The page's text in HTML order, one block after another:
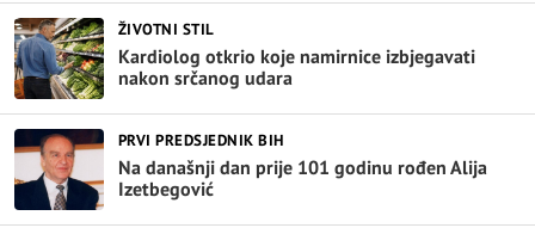
ŽIVOTNI STIL
Kardiolog otkrio koje namirnice izbjegavati
nakon srčanog udara
PRVI PREDSJEDNIK BIH
Na današnji dan prije 101 godinu rođen Alija
Izetbegović